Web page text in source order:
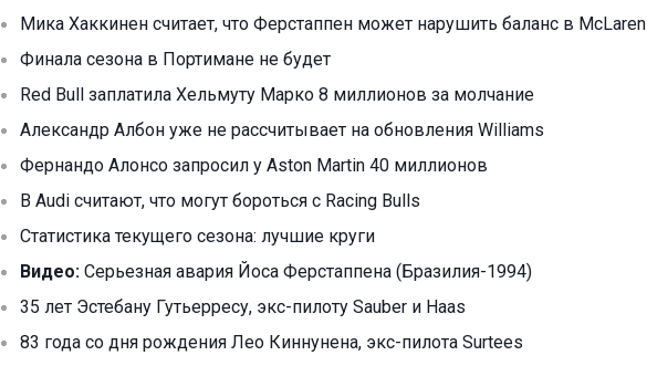
Мика Хаккинен считает, что Ферстаппен может нарушить баланс в McLaren
Финала сезона в Портимане не будет
Red Bull заплатила Хельмуту Марко 8 миллионов за молчание
Александр Албон уже не рассчитывает на обновления Williams
Фернандо Алонсо запросил у Aston Martin 40 миллионов
В Audi считают, что могут бороться с Racing Bulls
Статистика текущего сезона: лучшие круги
Видео: Серьезная авария Йоса Ферстаппена (Бразилия-1994)
35 лет Эстебану Гутьерресу, экс-пилоту Sauber и Haas
83 года со дня рождения Лео Киннунена, экс-пилота Surtees